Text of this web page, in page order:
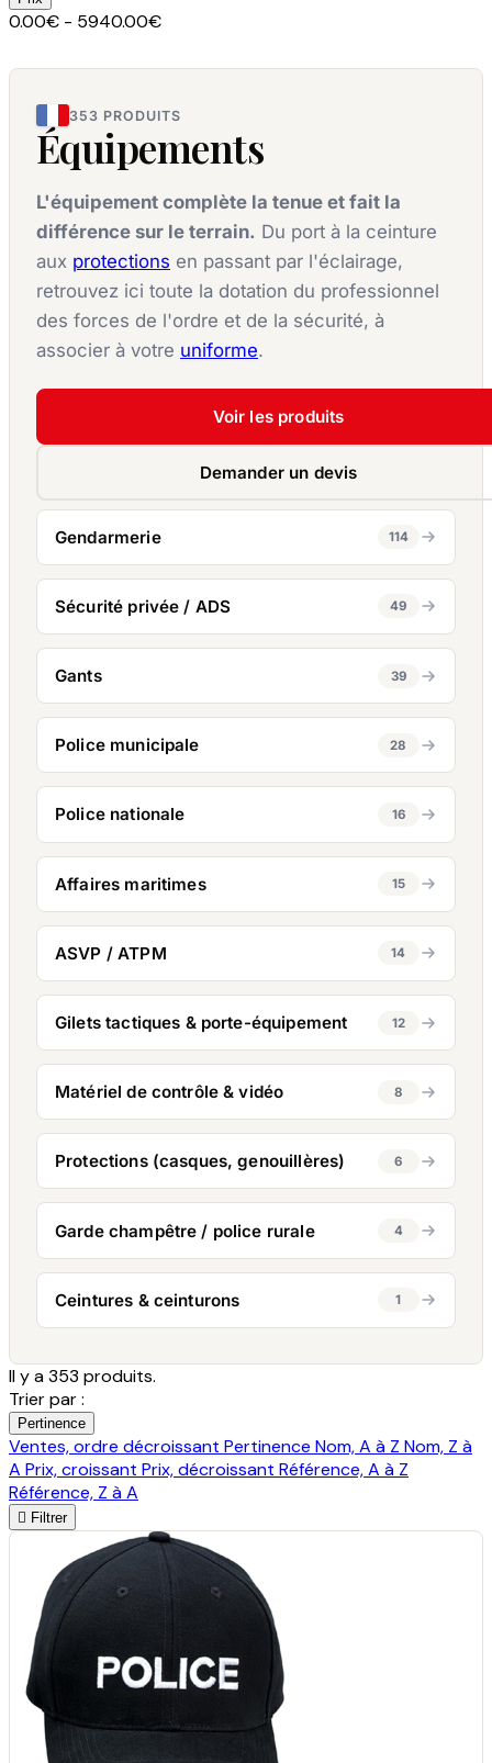
0.00€ - 5940.00€
353 PRODUITS
Équipements
L'équipement complète la tenue et fait la
différence sur le terrain. Du port à la ceinture
aux protections en passant par l'éclairage,
retrouvez ici toute la dotation du professionnel
des forces de l'ordre et de la sécurité, à
associer à votre uniforme.
Voir les produits
Demander un devis
Gendarmerie 114
Sécurité privée / ADS 49
Gants 39
Police municipale 28
Police nationale 16
Affaires maritimes 15
ASVP / ATPM 14
Gilets tactiques & porte-équipement 12
Matériel de contrôle & vidéo 8
Protections (casques, genouillères) 6
Garde champêtre / police rurale 4
Ceintures & ceinturons 1
Il y a 353 produits.
Trier par :
Pertinence
Ventes, ordre décroissant Pertinence Nom, A à Z Nom, Z à
A Prix, croissant Prix, décroissant Référence, A à Z
Référence, Z à A
 Filtrer